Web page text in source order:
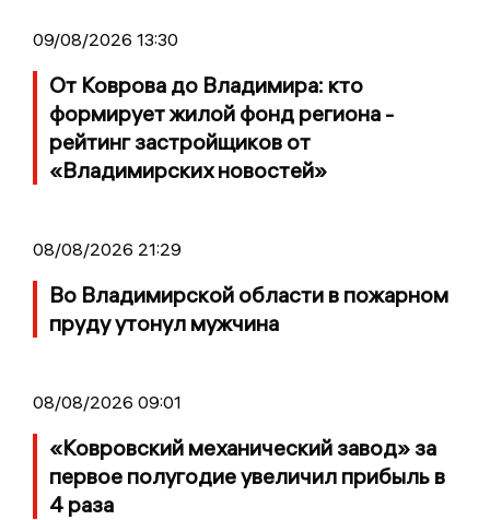
09/08/2026 13:30
От Коврова до Владимира: кто
формирует жилой фонд региона -
рейтинг застройщиков от
«Владимирских новостей»
08/08/2026 21:29
Во Владимирской области в пожарном
пруду утонул мужчина
08/08/2026 09:01
«Ковровский механический завод» за
первое полугодие увеличил прибыль в
4 раза